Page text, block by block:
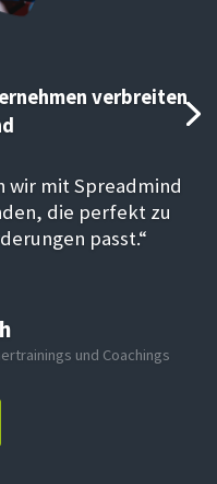
verbreiten
wir mit Spreadmind
die perfekt zu
passt.“
und Coachings